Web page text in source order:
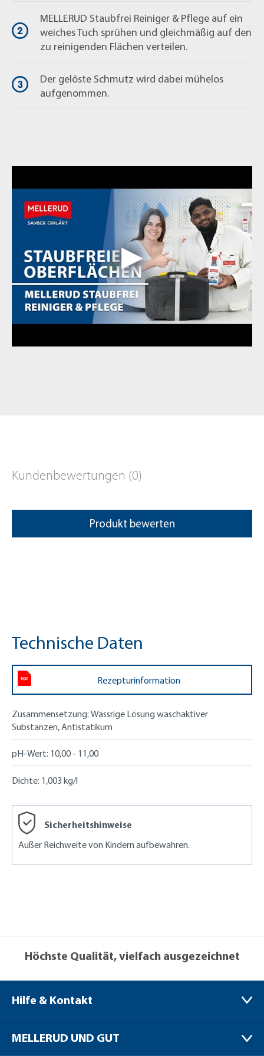
MELLERUD Staubfrei Reiniger & Pflege auf ein
weiches Tuch sprühen und gleichmäßig auf den
zu reinigenden Flächen verteilen.
Der gelöste Schmutz wird dabei mühelos
aufgenommen.
Kundenbewertungen (0)
Produkt bewerten
Technische Daten
Rezepturinformation
Zusammensetzung: Wässrige Lösung waschaktiver
Substanzen, Antistatikum
pH-Wert: 10,00 - 11,00
Dichte: 1,003 kg/l
Sicherheitshinweise
Außer Reichweite von Kindern aufbewahren.
Höchste Qualität, vielfach ausgezeichnet
Hilfe & Kontakt
Bernhard-Röttgen-Waldweg 20
MELLERUD UND GUT